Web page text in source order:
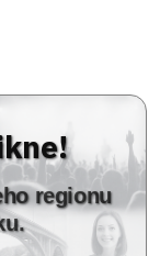
regionu